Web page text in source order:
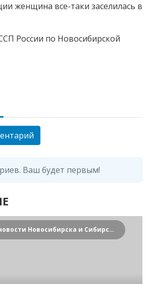
женщина все-таки заселилась в
России по Новосибирской
Ваш будет первым!
Криминальные новости Новосибирска и Сибирского региона